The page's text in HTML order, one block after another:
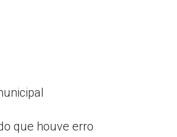
que houve erro